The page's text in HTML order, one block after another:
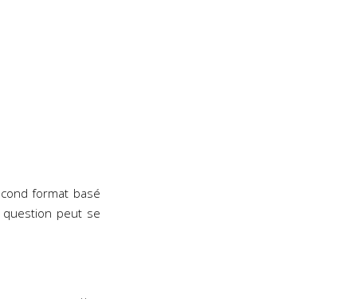
format basé
peut se